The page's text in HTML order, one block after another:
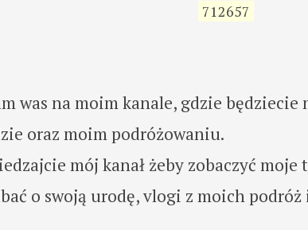
712657
was na moim kanale, gdzie
oraz moim podróżowaniu.
mój kanał żeby zobaczyć
o swoją urodę, vlogi z moich